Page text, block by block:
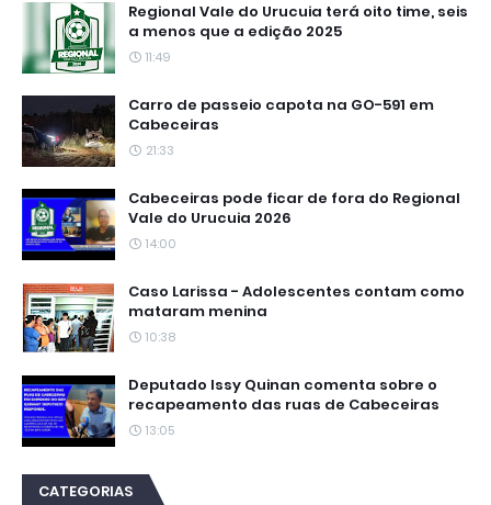
Regional Vale do Urucuia terá oito time, seis
a menos que a edição 2025
11:49
Carro de passeio capota na GO-591 em
Cabeceiras
21:33
Cabeceiras pode ficar de fora do Regional
Vale do Urucuia 2026
14:00
Caso Larissa - Adolescentes contam como
mataram menina
10:38
Deputado Issy Quinan comenta sobre o
recapeamento das ruas de Cabeceiras
13:05
CATEGORIAS